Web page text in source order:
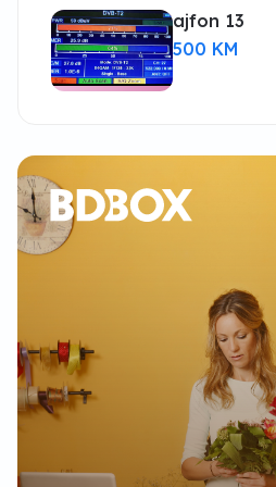
ajfon 13
500 KM